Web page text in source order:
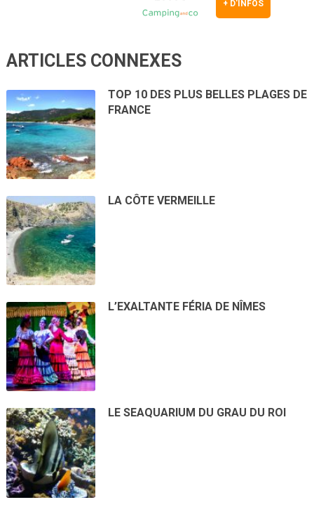
+ D'INFOS
ARTICLES CONNEXES
TOP 10 DES PLUS BELLES PLAGES DE
FRANCE
LA CÔTE VERMEILLE
L’EXALTANTE FÉRIA DE NÎMES
LE SEAQUARIUM DU GRAU DU ROI